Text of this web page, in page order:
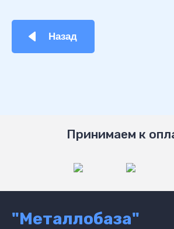
Назад
Принимаем к
"Металлобаза"